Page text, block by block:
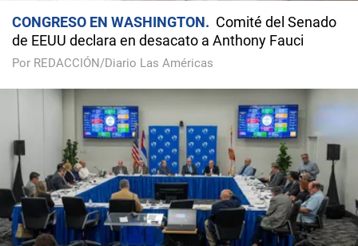
CONGRESO EN WASHINGTON
Comité del Senado
de EEUU declara en desacato a Anthony Fauci
Por REDACCIÓN/Diario Las Américas